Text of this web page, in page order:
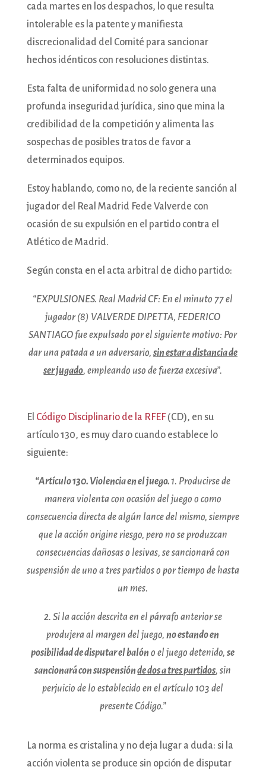
cada martes en los despachos, lo que resulta
intolerable es la patente y manifiesta
discrecionalidad del Comité para sancionar
hechos idénticos con resoluciones distintas.
Esta falta de uniformidad no solo genera una
profunda inseguridad jurídica, sino que mina la
credibilidad de la competición y alimenta las
sospechas de posibles tratos de favor a
determinados equipos.
Estoy hablando, como no, de la reciente sanción al
jugador del Real Madrid Fede Valverde con
ocasión de su expulsión en el partido contra el
Atlético de Madrid.
Según consta en el acta arbitral de dicho partido:
“EXPULSIONES. Real Madrid CF: En el minuto 77 el
jugador (8) VALVERDE DIPETTA, FEDERICO
SANTIAGO fue expulsado por el siguiente motivo: Por
dar una patada a un adversario, sin estar a distancia de
ser jugado, empleando uso de fuerza excesiva”.
El Código Disciplinario de la RFEF(CD), en su
artículo 130, es muy claro cuando establece lo
siguiente:
“Artículo 130. Violencia en el juego.1. Producirse de
manera violenta con ocasión del juego o como
consecuencia directa de algún lance del mismo, siempre
que la acción origine riesgo, pero no se produzcan
consecuencias dañosas o lesivas, se sancionará con
suspensión de uno a tres partidos o por tiempo de hasta
un mes.
2. Si la acción descrita en el párrafo anterior se
produjera al margen del juego,no estando en
posibilidad de disputar el balón o el juego detenido,se
sancionará con suspensiónde dos a tres partidos, sin
perjuicio de lo establecido en el artículo 103 del
presente Código.”
La norma es cristalina y no deja lugar a duda: si la
acción violenta se produce sin opción de disputar